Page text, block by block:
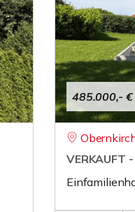
485.000,- €
VERKAUFT